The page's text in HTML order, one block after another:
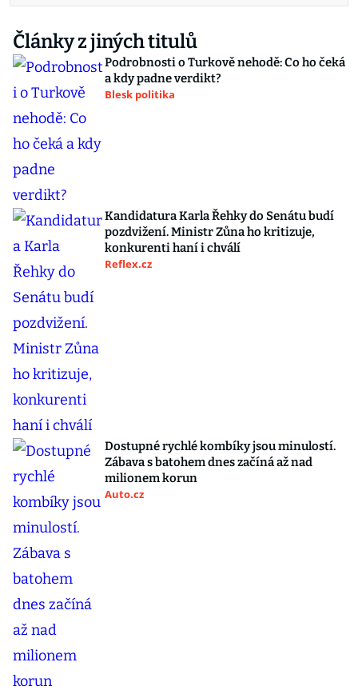
Články z jiných titulů
Podrobnosti o Turkově nehodě: Co ho čeká
a kdy padne verdikt?
Blesk politika
Kandidatura Karla Řehky do Senátu budí
pozdvižení. Ministr Zůna ho kritizuje,
konkurenti haní i chválí
Reflex.cz
Dostupné rychlé kombíky jsou minulostí.
Zábava s batohem dnes začíná až nad
milionem korun
Auto.cz